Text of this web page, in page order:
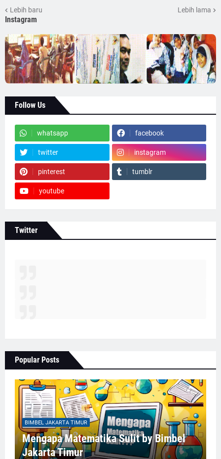
Lebih baru Lebih lama
Instagram
Follow Us
whatsapp facebook
twitter instagram
pinterest tumblr
youtube
Twitter
Popular Posts
BIMBEL JAKARTA TIMUR
Mengapa Matematika Sulit by Bimbel
Jakarta Timur